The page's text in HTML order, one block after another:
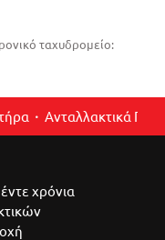
ταχυδρομείο:
Ανταλλακτικά
χρόνια